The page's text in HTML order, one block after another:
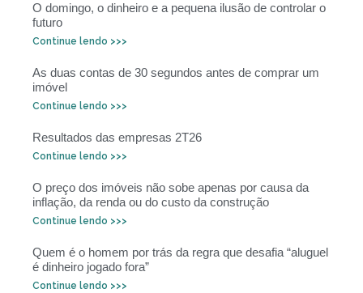
O domingo, o dinheiro e a pequena ilusão de controlar o
futuro
Continue lendo >>>
As duas contas de 30 segundos antes de comprar um
imóvel
Continue lendo >>>
Resultados das empresas 2T26
Continue lendo >>>
O preço dos imóveis não sobe apenas por causa da
inflação, da renda ou do custo da construção
Continue lendo >>>
Quem é o homem por trás da regra que desafia “aluguel
é dinheiro jogado fora”
Continue lendo >>>